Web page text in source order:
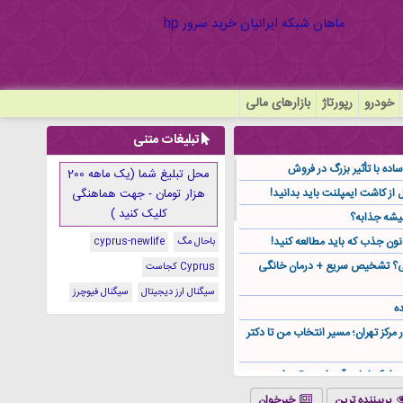
خودرو رپورتاژ بازارهای مالی
با تأثیر بزرگ در فروش
جذابه؟
جذب که باید مطالعه کنید!
تشخیص سریع + درمان خانگی
مرکز تهران؛ مسیر انتخاب من تا دکتر
کجا باید آن را مستقیم از
تبلیغات متنی
محل تبلیغ شما (یک ماهه 200
هزار تومان - جهت هماهنگی
کلیک کنید )
باحال مگ
cyprus-newlife
Cyprus کجاست
سیگنال ارز دیجیتال
سیگنال فیوچرز